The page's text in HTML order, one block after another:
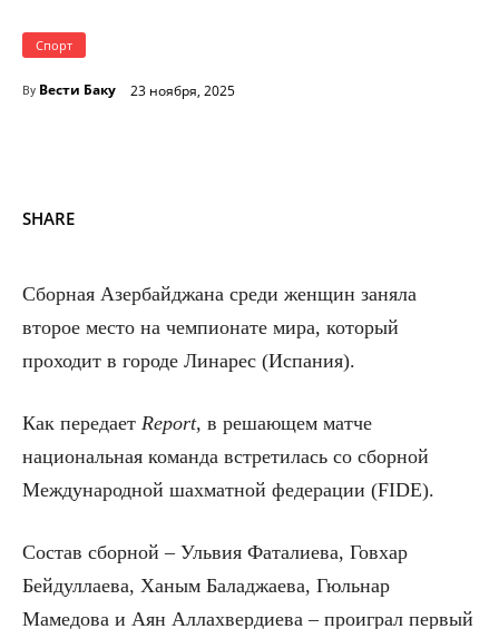
Спорт
By Вести Баку 23 ноября, 2025
SHARE
Сборная Азербайджана среди женщин заняла
второе место на чемпионате мира, который
проходит в городе Линарес (Испания).
Как передает Report, в решающем матче
национальная команда встретилась со сборной
Международной шахматной федерации (FIDE).
Состав сборной – Ульвия Фаталиева, Говхар
Бейдуллаева, Ханым Баладжаева, Гюльнар
Мамедова и Аян Аллахвердиева – проиграл первый